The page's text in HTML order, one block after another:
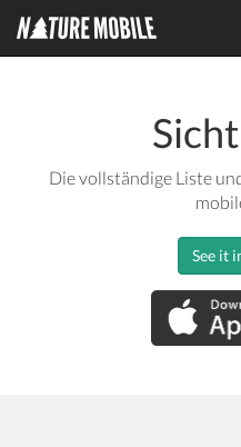
Die vollständige Liste
See it